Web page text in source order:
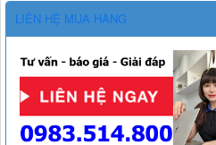
LIÊN HỆ MUA HÀNG